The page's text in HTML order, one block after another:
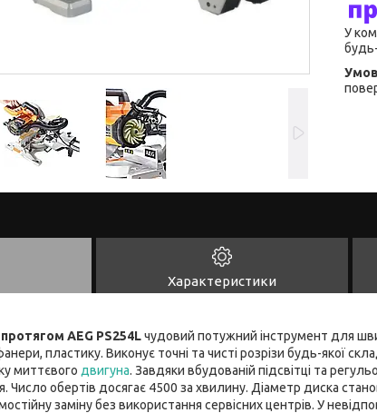
У
Характеристики
AEG PS254Lчудовий потужний інструмент для
пластику. Виконує точні та чисті розрізи будь-якої
миттєвого двигуна. Завдяки вбудованій підсвітці та
Число обертів досягає 4500 за хвилину. Діаметр диска
заміну без використання сервісних центрів. У